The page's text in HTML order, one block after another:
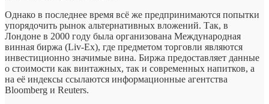
Однако в последнее время всё же предпринимаются попытки
упорядочить рынок альтернативных вложений. Так, в
Лондоне в 2000 году была организована Международная
винная биржа (Liv-Ex), где предметом торговли являются
инвестиционно значимые вина. Биржа предоставляет данные
о стоимости как винтажных, так и современных напитков, а
на её индексы ссылаются информационные агентства
Bloomberg и Reuters.